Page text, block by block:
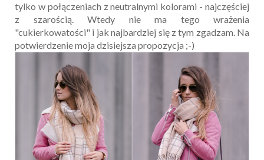
tylko w połączeniach z neutralnymi kolorami - najczęściej
z szarością. Wtedy nie ma tego wrażenia
"cukierkowatości" i jak najbardziej się z tym zgadzam. Na
potwierdzenie moja dzisiejsza propozycja ;-)